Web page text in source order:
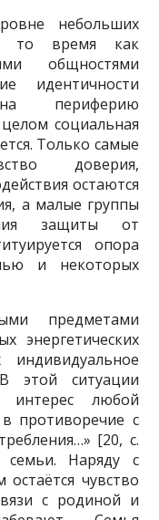
небольших
то время как
общностями
идентичности
периферию
социальная
Только самые
доверия,
остаются
а малые группы
защиты от
опора
и некоторых
предметами
энергетических
этой ситуации
интерес любой
противоречие с
[20, с.
семьи. Наряду с
чувство
с родиной и